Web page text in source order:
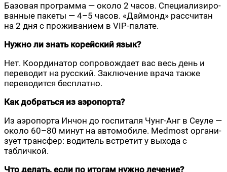
Базо­вая про­грам­ма — око­ло 2 часов. Спе­ци­а­ли­зи­ро­
ван­ные паке­ты — 4–5 часов. «Дай­монд» рас­счи­тан
на 2 дня с про­жи­ва­ни­ем в VIP-палате.
Нуж­но ли знать корей­ский язык?
Нет. Коор­ди­на­тор сопро­вож­да­ет вас весь день и
пере­во­дит на рус­ский. Заклю­че­ние вра­ча так­же
пере­во­дит­ся бесплатно.
Как добрать­ся из аэро­пор­та?
Из аэро­пор­та Инчон до гос­пи­та­ля Чунг-Анг в Сеуле —
око­ло 60–80 минут на авто­мо­би­ле. Medmost орга­ни­
зу­ет транс­фер: води­тель встре­тит у выхо­да с
табличкой.
Что делать, если по ито­гам нуж­но лече­ние?